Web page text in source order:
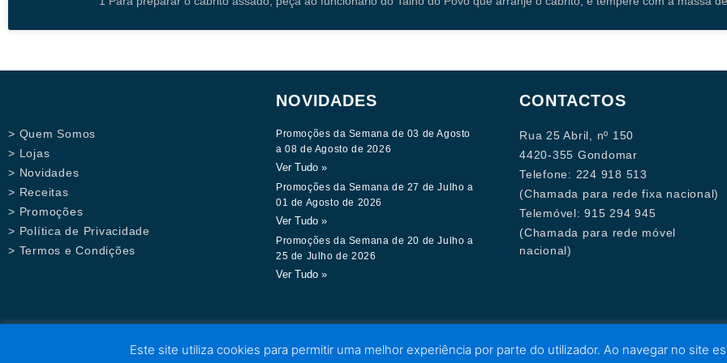
> Quem Somos
> Lojas
> Novidades
> Receitas
> Promoções
> Política de Privacidade
> Termos e Condições
NOVIDADES
Promoções da Semana de 03 de Agosto
a 08 de Agosto de 2026
Ver Tudo »
Promoções da Semana de 27 de Julho a
01 de Agosto de 2026
Ver Tudo »
Promoções da Semana de 20 de Julho a
25 de Julho de 2026
Ver Tudo »
CONTACTOS
Rua 25 Abril, nº 150
4420-355 Gondomar
Telefone: 224 918 513
(Chamada para rede fixa nacional)
Telemóvel: 915 294 945
(Chamada para rede móvel
nacional)
Este site utiliza cookies para permitir uma melhor experiência por parte do utilizador. Ao navegar no site